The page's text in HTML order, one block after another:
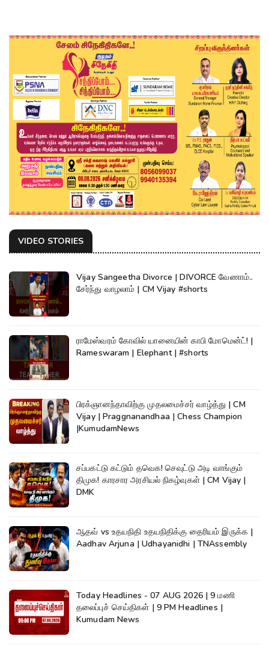
VIDEO STORIES
Vijay Sangeetha Divorce | DIVORCE வேணாம்..
சேர்ந்து வாழலாம் | CM Vijay #shorts
ராமேஸ்வரம் கோவில் யானையின் காபி மோமென்ட்! |
Rameswaram | Elephant | #shorts
பிரக்ஞானந்தாவிற்கு முதலமைச்சர் வாழ்த்து | CM
Vijay | Praggnanandhaa | Chess Champion
|KumudamNews
சப்பகட்டு கட்டும் தவெக! செவுட்டு அடி வாங்கும்
திமுக! காரசார அரசியல் நிகழ்வுகள் | CM Vijay |
DMK
ஆதவ் vs உதயநிதி உதயநிதிக்கு தைரியம் இருக்க |
Aadhav Arjuna | Udhayanidhi | TNAssembly
Today Headlines - 07 AUG 2026 | 9 மணி
தலைப்புச் செய்திகள் | 9 PM Headlines |
Kumudam News